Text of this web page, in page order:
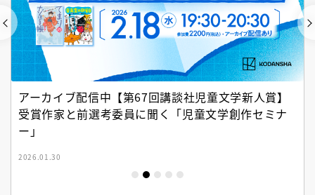
アーカイブ配信中【第67回講談社児童文学新人賞】
受賞作家と前選考委員に聞く「児童文学創作セミナ
ー」
2026.01.30